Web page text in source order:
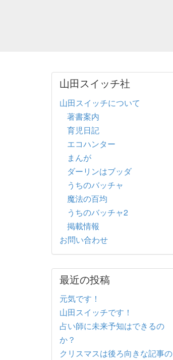
山田スイッチ社
山田スイッチについて
著書案内
育児日記
エコハンター
まんが
ダーリンはブッダ
うちのバッチャ
魔法の百均
うちのバッチャ2
掲載情報
お問い合わせ
最近の投稿
元気です！
山田スイッチです！
占い師に未来予知はできるの
か？
クリスマスは後ろ向きな記事の